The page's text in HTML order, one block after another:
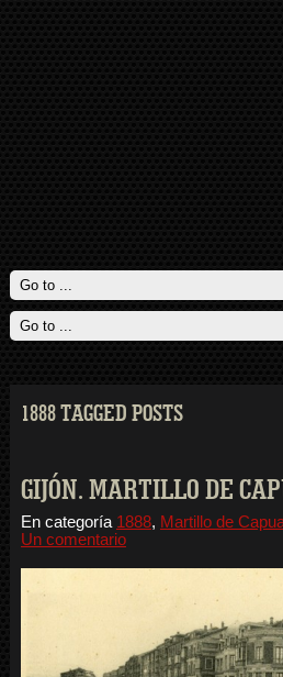
1888 TAGGED POSTS
GIJÓN. MARTILLO DE
En categoría 1888, Martillo de
Un comentario